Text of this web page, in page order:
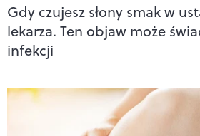
Gdy czujesz słony smak w
lekarza. Ten objaw może
infekcji